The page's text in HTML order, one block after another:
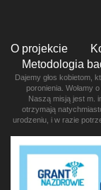
O projekcie
Metodologia
Dajemy głos kobietom,
poronienia. Wołamy
Naszą misją jest m.
otrzymają
urodzeniu, i w razie